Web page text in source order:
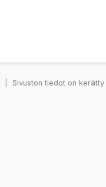
Sivuston tiedot on kerätty